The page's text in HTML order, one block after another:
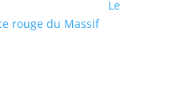
Le
rouge du Massif